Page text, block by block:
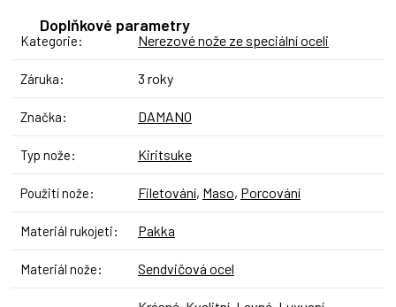
Doplňkové parametry
Kategorie: Nerezové nože ze speciální oceli
Záruka: 3 roky
Značka: DAMANO
Typ nože: Kiritsuke
Použití nože: Filetování, Maso, Porcování
Materiál rukojeti: Pakka
Materiál nože: Sendvičová ocel